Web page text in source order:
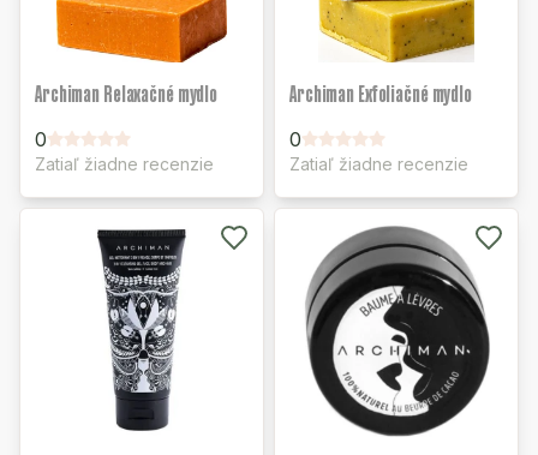
Archiman Relaxačné mydlo
0
Zatiaľ žiadne recenzie
Archiman Exfoliačné mydlo
0
Zatiaľ žiadne recenzie